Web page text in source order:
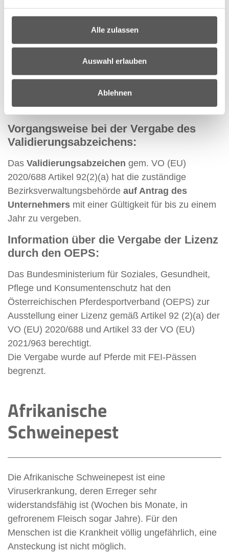
Alle zulassen
Auswahl erlauben
Ablehnen
Equiden mit gültigem
Validierungsabzeichen/Lizenz:
Versandort = Bestimmungsort, Eingänge in
mehrere Mitgliedstaaten möglich
Andere Equiden:
Versandort ≠ Bestimmungsort,
Verbringung
Vorgangsweise bei der Vergabe des
Validierungsabzeichens:
Das Validierungsabzeichen gem. VO (EU)
2020/688 Artikel 92(2)(a) hat die zuständige
Bezirksverwaltungsbehörde auf Antrag des
Unternehmers mit einer Gültigkeit für bis zu einem
Jahr zu vergeben.
Information über die Vergabe der Lizenz
durch den OEPS:
Das Bundesministerium für Soziales, Gesundheit,
Pflege und Konsumentenschutz hat den
Österreichischen Pferdesportverband (OEPS) zur
Ausstellung einer Lizenz gemäß Artikel 92 (2)(a) der
VO (EU) 2020/688 und Artikel 33 der VO (EU)
2021/963 berechtigt.
Die Vergabe wurde auf Pferde mit FEI-Pässen
begrenzt.
Afrikanische
Schweinepest
Die Afrikanische Schweinepest ist eine
Viruserkrankung, deren Erreger sehr
widerstandsfähig ist (Wochen bis Monate, in
gefrorenem Fleisch sogar Jahre). Für den
Menschen ist die Krankheit völlig ungefährlich, eine
Ansteckung ist nicht möglich.